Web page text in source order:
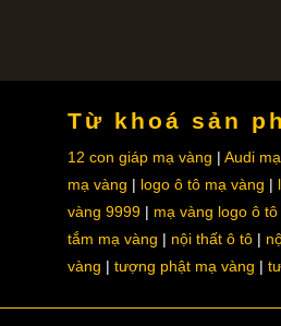
Từ khoá sản
12 con giáp mạ vàng Audi
mạ vàng
logo ô tô mạ vàng
vàng 9999
mạ vàng logo ô tô
tắm mạ vàng
nội thất ô tô
vàng
tượng phật mạ vàng